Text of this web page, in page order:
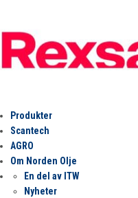
Produkter
Scantech
AGRO
Om Norden Olje
En del av ITW
Nyheter